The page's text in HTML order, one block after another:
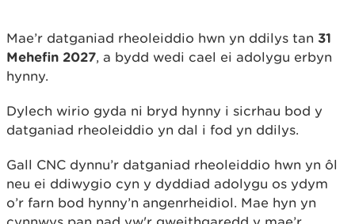
Mae’r datganiad rheoleiddio hwn yn ddilys tan 31
Mehefin 2027, a bydd wedi cael ei adolygu erbyn
hynny.
Dylech wirio gyda ni bryd hynny i sicrhau bod y
datganiad rheoleiddio yn dal i fod yn ddilys.
Gall CNC dynnu’r datganiad rheoleiddio hwn yn ôl
neu ei ddiwygio cyn y dyddiad adolygu os ydym
o’r farn bod hynny’n angenrheidiol. Mae hyn yn